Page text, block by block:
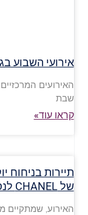
אירועי השבוע בגבעתיים
האירועים
שבת
קראו עוד»
תיירות בניחוח
של CHANEL לנסיעה הבאה שלכם?
האירוע, שמתקיים